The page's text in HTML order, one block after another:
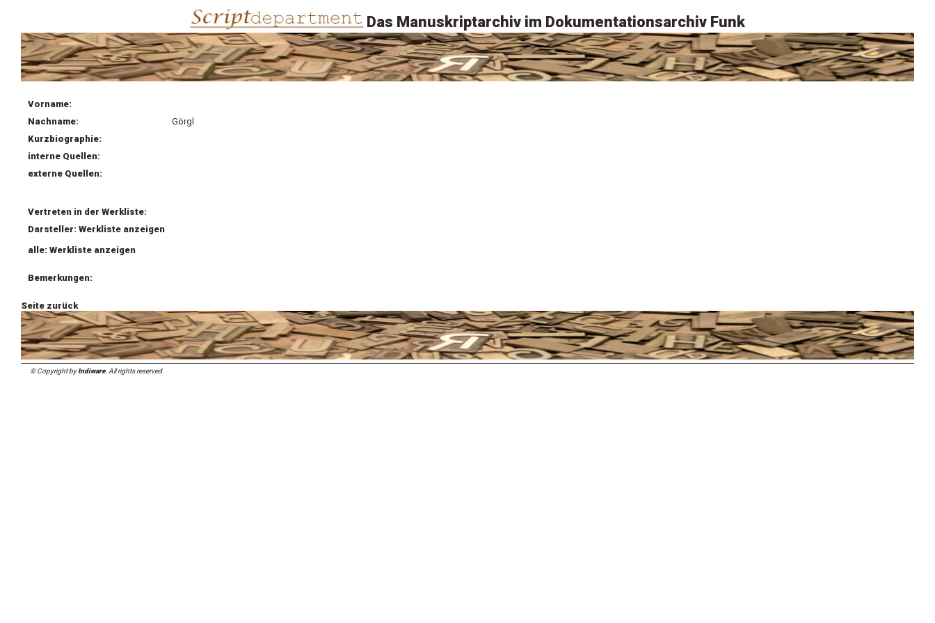
Das Manuskriptarchiv im Dokumentationsarchiv Funk
Vorname:
Nachname:
Görgl
Kurzbiographie:
interne Quellen:
externe Quellen:
Vertreten in der Werkliste:
Darsteller: Werkliste anzeigen
alle: Werkliste anzeigen
Bemerkungen:
Seite zurück
© Copyright byIndiware. All rights reserved.